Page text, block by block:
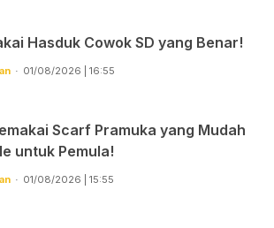
Hasduk Cowok SD yang Benar!
01/08/2026 | 16:55
Scarf Pramuka yang Mudah
untuk Pemula!
01/08/2026 | 15:55